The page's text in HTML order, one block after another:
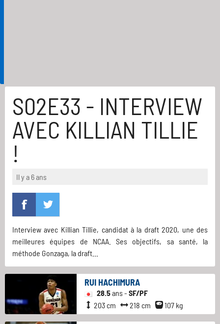
S02E33 - INTERVIEW
AVEC KILLIAN TILLIE
!
Il y a 6 ans
Interview avec Killian Tillie, candidat à la draft 2020, une des
meilleures équipes de NCAA. Ses objectifs, sa santé, la
méthode Gonzaga, la draft...
RUI HACHIMURA
28.5ans - SF/PF
203 cm
218 cm 107 kg